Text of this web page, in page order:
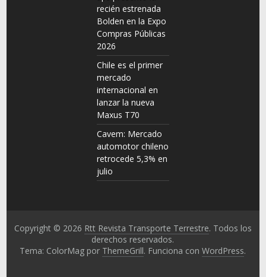
recién estrenada
Bolden en la Expo
Compras Públicas
2026
Chile es el primer
mercado
internacional en
lanzar la nueva
Maxus T70
Cavem: Mercado
automotor chileno
retrocede 5,3% en
julio
Copyright © 2026 Rtt Revista Transporte Terrestre. Todos los
derechos reservados.
Tema: ColorMag por ThemeGrill. Funciona conWordPress.